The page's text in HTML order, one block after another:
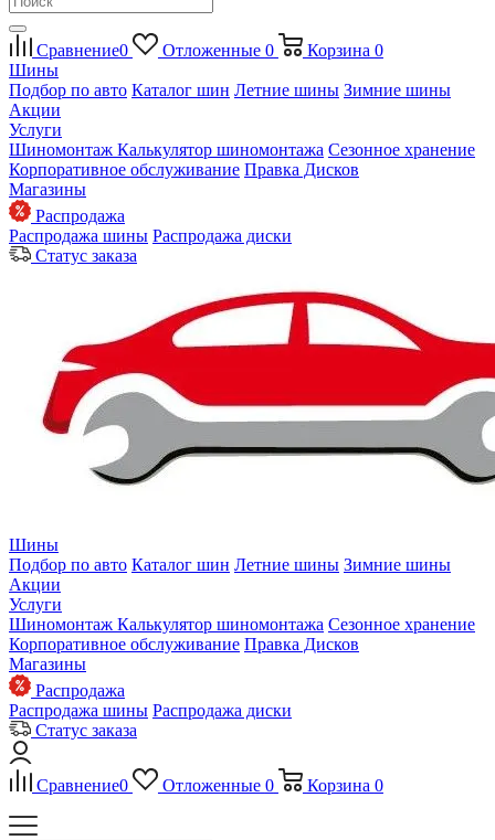
Сравнение0 Отложенные 0 Корзина 0
Шины
Подбор по авто Каталог шин Летние шины Зимние шины
Акции
Услуги
Шиномонтаж Калькулятор шиномонтажа Сезонное хранение
Корпоративное обслуживание Правка Дисков
Магазины
Распродажа
Распродажа шины Распродажа диски
Статус заказа
Шины
Подбор по авто Каталог шин Летние шины Зимние шины
Акции
Услуги
Шиномонтаж Калькулятор шиномонтажа Сезонное хранение
Корпоративное обслуживание Правка Дисков
Магазины
Распродажа
Распродажа шины Распродажа диски
Статус заказа
Сравнение0 Отложенные 0 Корзина 0